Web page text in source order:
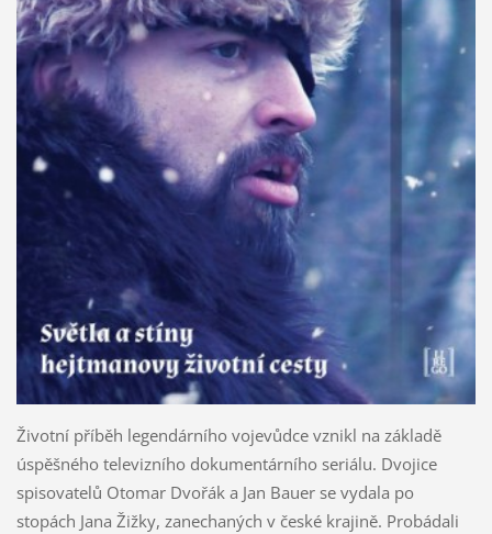
Životní příběh legendárního vojevůdce vznikl na základě
úspěšného televizního dokumentárního seriálu. Dvojice
spisovatelů Otomar Dvořák a Jan Bauer se vydala po
stopách Jana Žižky, zanechaných v české krajině. Probádali